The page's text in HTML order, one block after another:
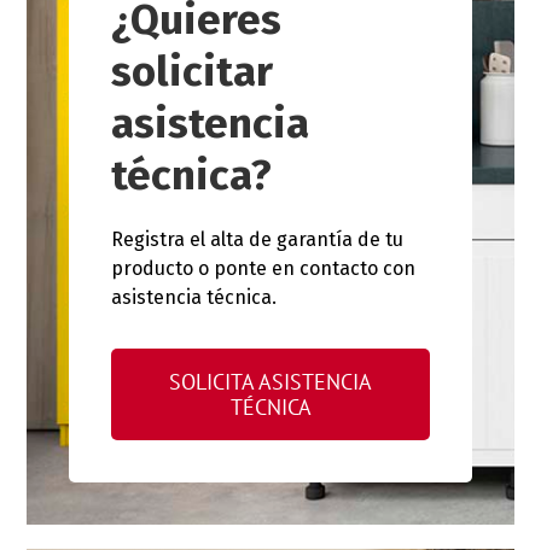
¿Quieres
solicitar
asistencia
técnica?
Registra el alta de garantía de tu
producto o ponte en contacto con
asistencia técnica.
SOLICITA ASISTENCIA
TÉCNICA